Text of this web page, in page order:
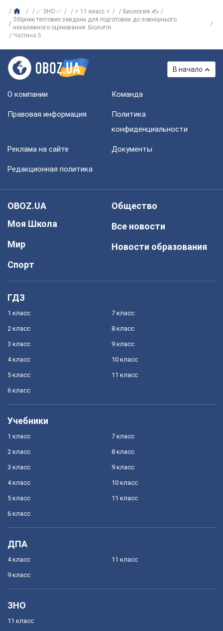
✅ ЗНО ✅ ⚡ 11 класс ⚡
Биология ✍
Збірник тестових завдань для підготовки до зовнішнього
незалежного оцінювання. Біологія.
Частина 5
В начало
О компании Команда
Правовая информация
Политика
конфиденциальности
Реклама на сайте Документы
Редакционная политика
OBOZ.UA
Моя Школа
Мир
Спорт
Общество
Все новости
Новости образования
ГДЗ
1 класс
2 класс
3 класс
4 класс
5 класс
6 класс
7 класс
8 класс
9 класс
10 класс
11 класс
Учебники
1 класс
2 класс
3 класс
4 класс
5 класс
6 класс
7 класс
8 класс
9 класс
10 класс
11 класс
ДПА
4 класс
9 класс
11 класс
ЗНО
11 класс